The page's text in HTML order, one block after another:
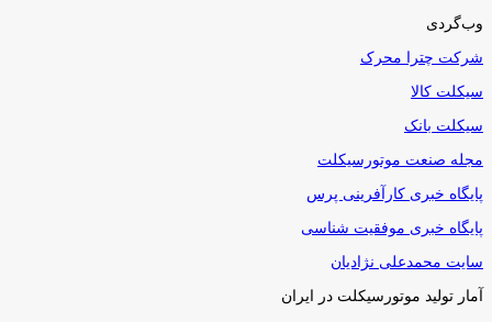
وب‌گردی
شرکت چترا محرک
سیکلت کالا
سیکلت بانک
مجله صنعت موتورسیکلت
پایگاه خبری کارآفرینی پرس
پایگاه خبری موفقیت شناسی
سایت محمدعلی نژادیان
آمار تولید موتورسیکلت در ایران